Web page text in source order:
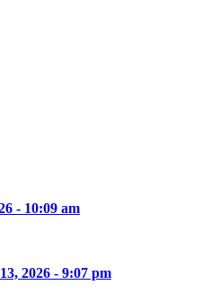
- 10:09 am
2026 - 9:07 pm